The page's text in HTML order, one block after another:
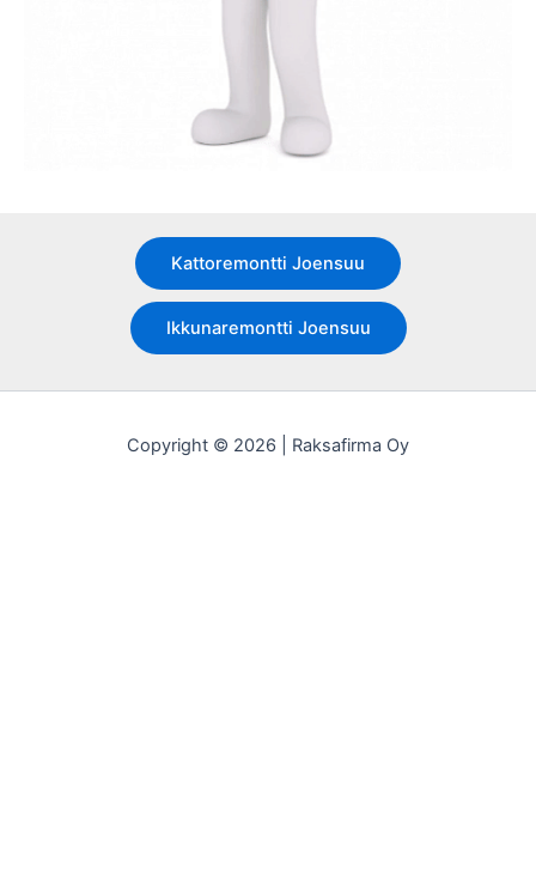
Kattoremontti Joensuu
Ikkunaremontti Joensuu
Copyright © 2026 | Raksafirma Oy